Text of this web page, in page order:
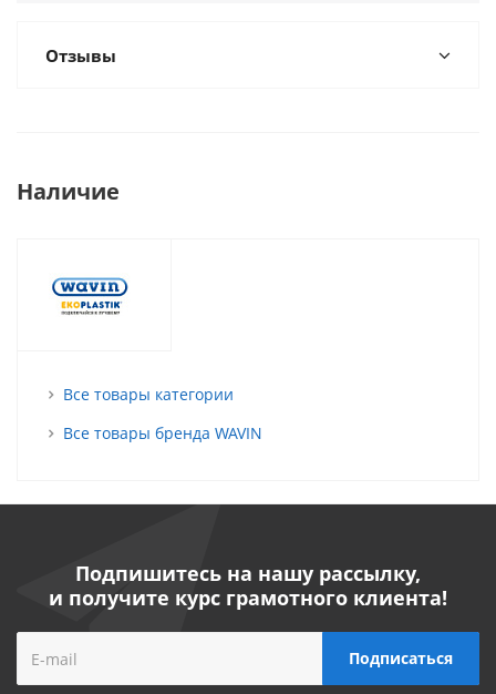
Отзывы
Наличие
Все товары категории
Все товары бренда WAVIN
Подпишитесь на нашу рассылку,
и получите курс грамотного клиента!